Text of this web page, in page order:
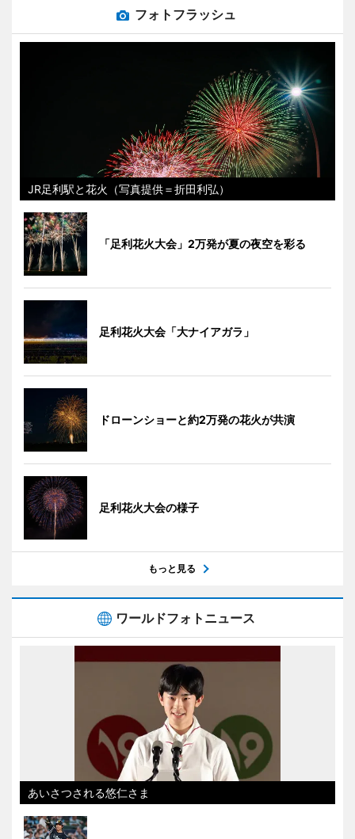
フォトフラッシュ
JR足利駅と花火（写真提供＝折田利弘）
「足利花火大会」2万発が夏の夜空を彩る
足利花火大会「大ナイアガラ」
ドローンショーと約2万発の花火が共演
足利花火大会の様子
もっと見る
ワールドフォトニュース
あいさつされる悠仁さま